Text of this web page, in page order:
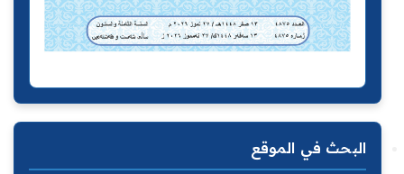
البحث في الموقع